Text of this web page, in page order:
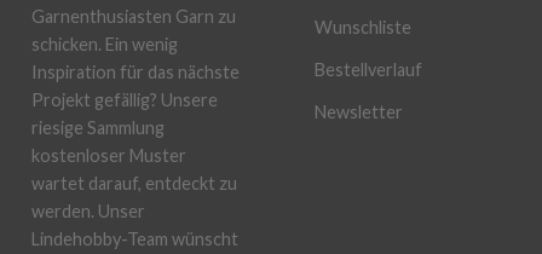
Garnenthusiasten Garn zu
schicken. Ein wenig
Inspiration für das nächste
Projekt gefällig? Unsere
riesige Sammlung
kostenloser Muster
wartet darauf, entdeckt zu
werden. Unser
Lindehobby-Team wünscht
Wunschliste
Bestellverlauf
Newsletter